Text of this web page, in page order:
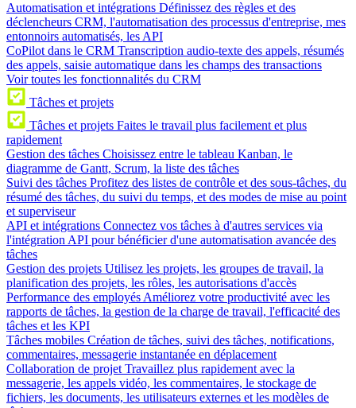
Automatisation et intégrations Définissez des règles et des
déclencheurs CRM, l'automatisation des processus d'entreprise, mes
entonnoirs automatisés, les API
CoPilot dans le CRM Transcription audio-texte des appels, résumés
des appels, saisie automatique dans les champs des transactions
Voir toutes les fonctionnalités du CRM
Tâches et projets
Tâches et projets Faites le travail plus facilement et plus
rapidement
Gestion des tâches Choisissez entre le tableau Kanban, le
diagramme de Gantt, Scrum, la liste des tâches
Suivi des tâches Profitez des listes de contrôle et des sous-tâches, du
résumé des tâches, du suivi du temps, et des modes de mise au point
et superviseur
API et intégrations Connectez vos tâches à d'autres services via
l'intégration API pour bénéficier d'une automatisation avancée des
tâches
Gestion des projets Utilisez les projets, les groupes de travail, la
planification des projets, les rôles, les autorisations d'accès
Performance des employés Améliorez votre productivité avec les
rapports de tâches, la gestion de la charge de travail, l'efficacité des
tâches et les KPI
Tâches mobiles Création de tâches, suivi des tâches, notifications,
commentaires, messagerie instantanée en déplacement
Collaboration de projet Travaillez plus rapidement avec la
messagerie, les appels vidéo, les commentaires, le stockage de
fichiers, les documents, les utilisateurs externes et les modèles de